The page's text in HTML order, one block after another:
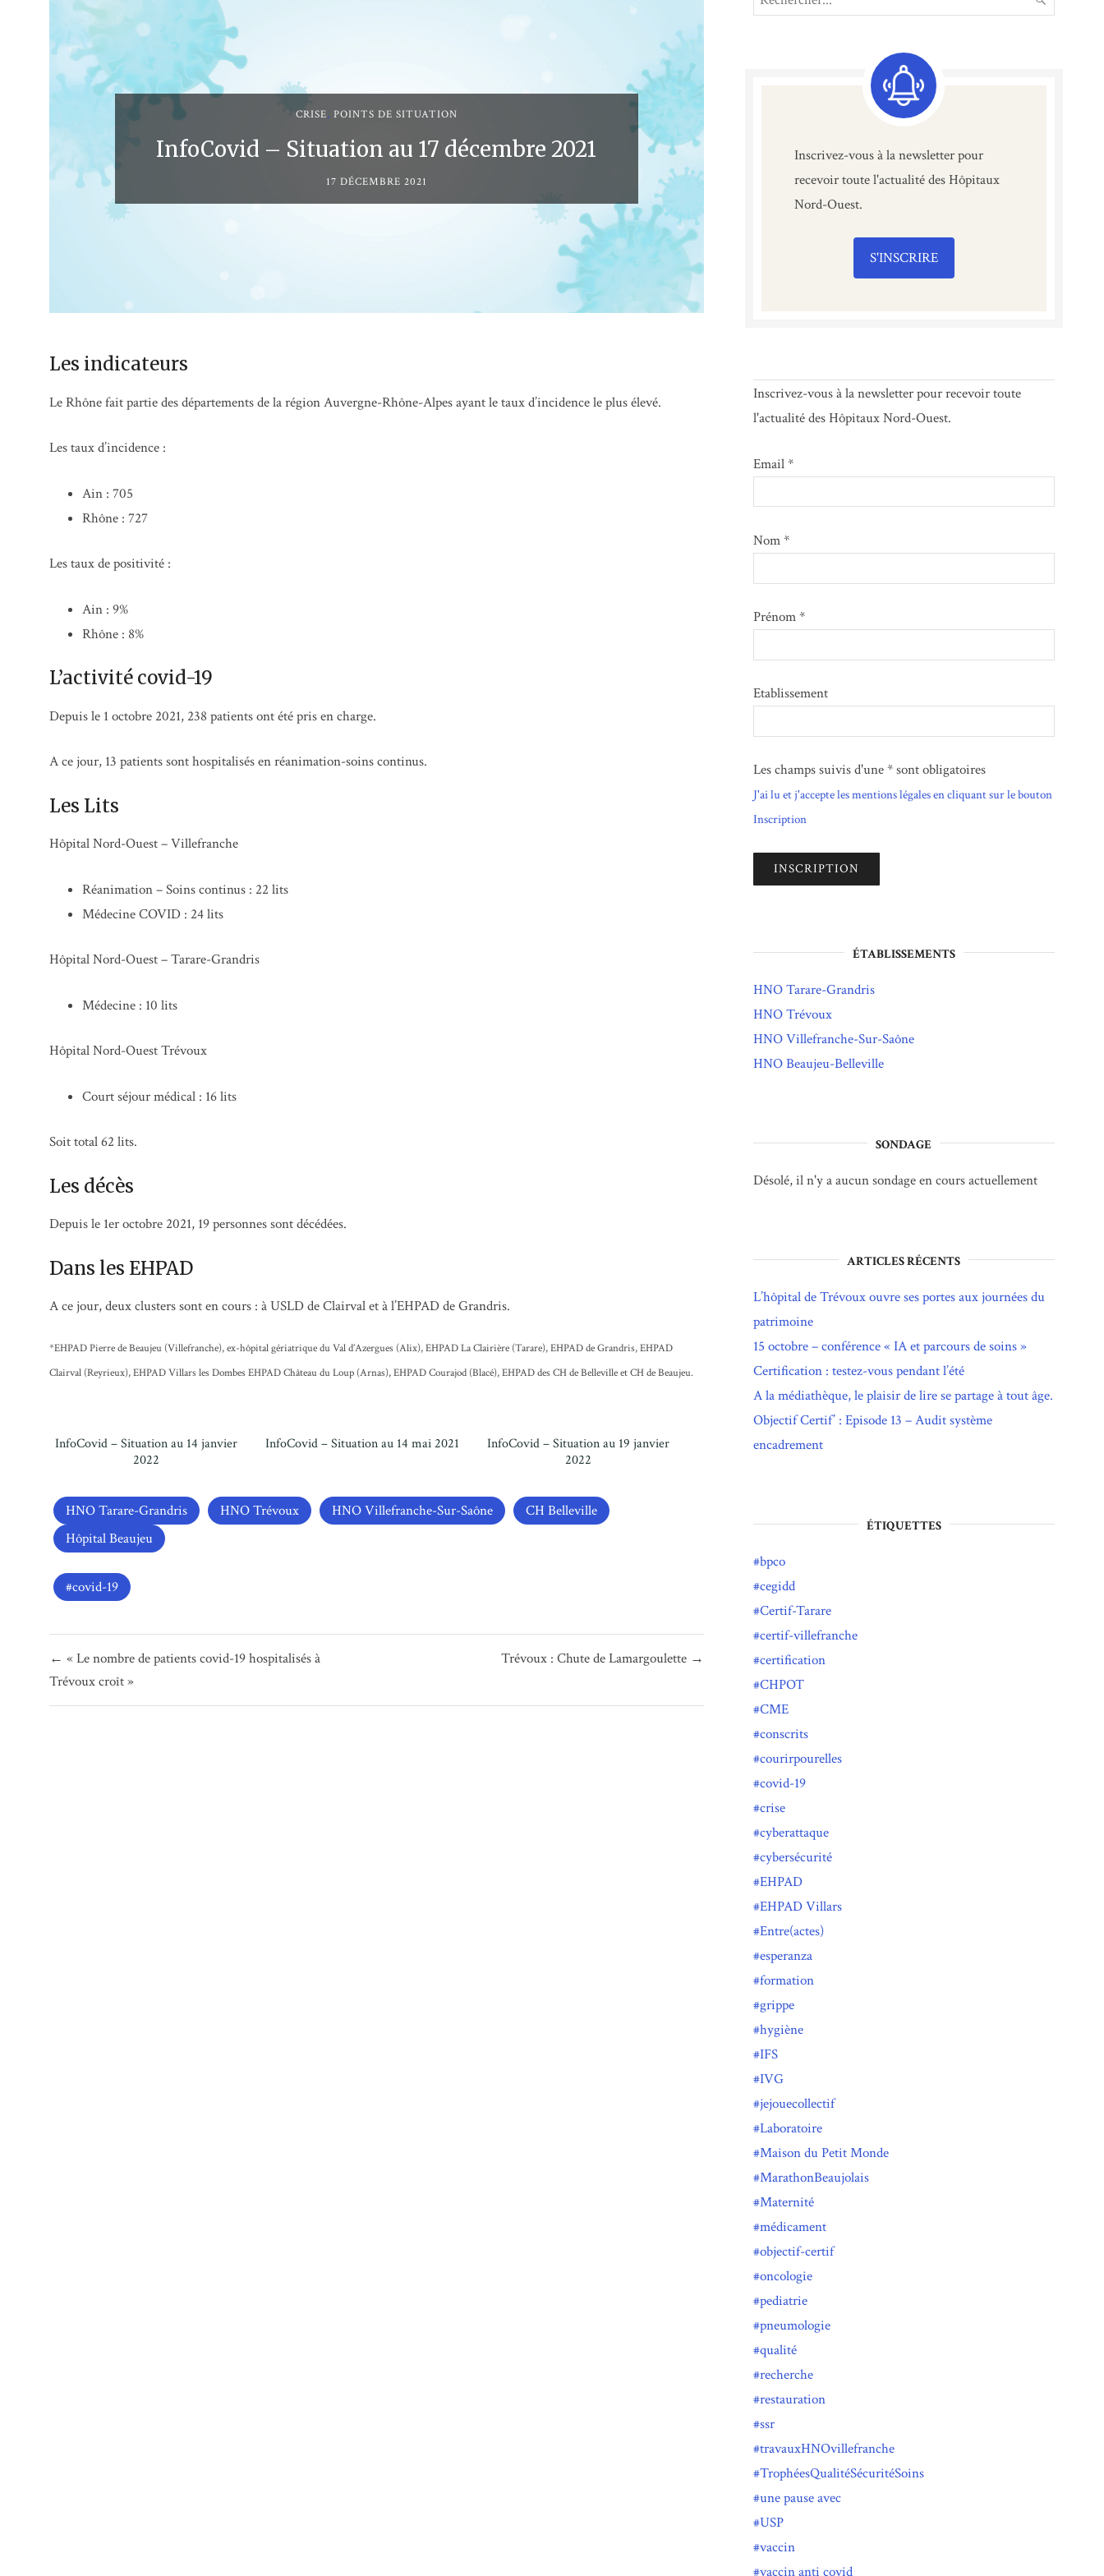
CRISE, POINTS DE SITUATION
InfoCovid – Situation au 17 décembre 2021
17 DÉCEMBRE 2021
Les indicateurs
Le Rhône fait partie des départements de la région Auvergne-Rhône-Alpes ayant le taux d’incidence le plus élevé.
Les taux d’incidence :
Ain : 705
Rhône : 727
Les taux de positivité :
Ain : 9%
Rhône : 8%
L’activité covid-19
Depuis le 1 octobre 2021, 238 patients ont été pris en charge.
A ce jour, 13 patients sont hospitalisés en réanimation-soins continus.
Les Lits
Hôpital Nord-Ouest – Villefranche
Réanimation – Soins continus : 22 lits
Médecine COVID : 24 lits
Hôpital Nord-Ouest – Tarare-Grandris
Médecine : 10 lits
Hôpital Nord-Ouest Trévoux
Court séjour médical : 16 lits
Soit total 62 lits.
Les décès
Depuis le 1er octobre 2021, 19 personnes sont décédées.
Dans les EHPAD
A ce jour, deux clusters sont en cours : à USLD de Clairval et à l’EHPAD de Grandris.
*EHPAD Pierre de Beaujeu (Villefranche), ex-hôpital gériatrique du Val d’Azergues (Alix), EHPAD La Clairière (Tarare), EHPAD de Grandris, EHPAD
Clairval (Reyrieux), EHPAD Villars les Dombes EHPAD Château du Loup (Arnas), EHPAD Courajod (Blacé), EHPAD des CH de Belleville et CH de Beaujeu.
InfoCovid – Situation au 14 janvier
2022
InfoCovid – Situation au 14 mai 2021
InfoCovid – Situation au 19 janvier
2022
HNO Tarare-Grandris HNO Trévoux HNO Villefranche-Sur-Saône
CH Belleville
Hôpital Beaujeu
covid-19
de
l’article
← « Le nombre de patients covid-19 hospitalisés à
Trévoux croît »
Trévoux : Chute de Lamargoulette →
for:
Inscrivez-vous à la newsletter pour
recevoir toute l'actualité des Hôpitaux
Nord-Ouest.
S'INSCRIRE
Inscrivez-vous à la newsletter pour recevoir toute
l'actualité des Hôpitaux Nord-Ouest.
Email *
Nom *
Prénom *
Etablissement
Les champs suivis d'une * sont obligatoires
J'ai lu et j'accepte les mentions légales en cliquant sur le bouton
Inscription
ÉTABLISSEMENTS
HNO Tarare-Grandris
HNO Trévoux
HNO Villefranche-Sur-Saône
HNO Beaujeu-Belleville
SONDAGE
Désolé, il n'y a aucun sondage en cours actuellement
ARTICLES RÉCENTS
L’hôpital de Trévoux ouvre ses portes aux journées du
patrimoine
15 octobre – conférence « IA et parcours de soins »
Certification : testez-vous pendant l’été
A la médiathèque, le plaisir de lire se partage à tout âge.
Objectif Certif’ : Episode 13 – Audit système
encadrement
ÉTIQUETTES
bpco
cegidd
Certif-Tarare
certif-villefranche
certification
CHPOT
CME
conscrits
courirpourelles
covid-19
crise
cyberattaque
cybersécurité
EHPAD
EHPAD Villars
Entre(actes)
esperanza
formation
grippe
hygiène
IFS
IVG
jejouecollectif
Laboratoire
Maison du Petit Monde
MarathonBeaujolais
Maternité
médicament
objectif-certif
oncologie
pediatrie
pneumologie
qualité
recherche
restauration
ssr
travauxHNOvillefranche
TrophéesQualitéSécuritéSoins
une pause avec
USP
vaccin
vaccin anti covid